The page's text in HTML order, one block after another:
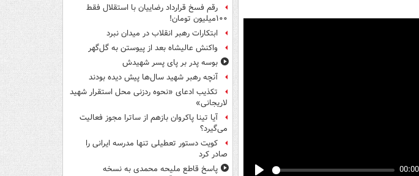
00:00
رقم فسخ قرارداد رضاییان با استقلال فقط
۱۰۰میلیون تومان!
ابتکارات رهبر انقلاب در میدان نبرد
واکنش عالیشاه بعد از پیوستن به گل‌گهر
بوسه‌ پدر بر پای پسر شهیدش
آنچه رهبر شهید سال‌ها پیش دیده بودند
تکذیب ادعای «نحوه ردزنی محل استقرار شهید
لاریجانی»
آیا تینا پاکروان بازهم از ساترا مجوز فعالیت
می‌گیرد؟
کویت دستور تعطیلی تنها مدرسه ایرانی را
صادر کرد
پاسخ قاطع ملیحه محمدی به نسخه